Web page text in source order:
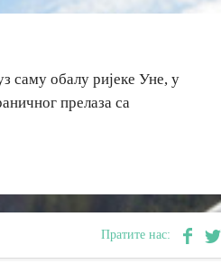
саму обалу ријеке Уне, у
прелаза са
Пратите нас: